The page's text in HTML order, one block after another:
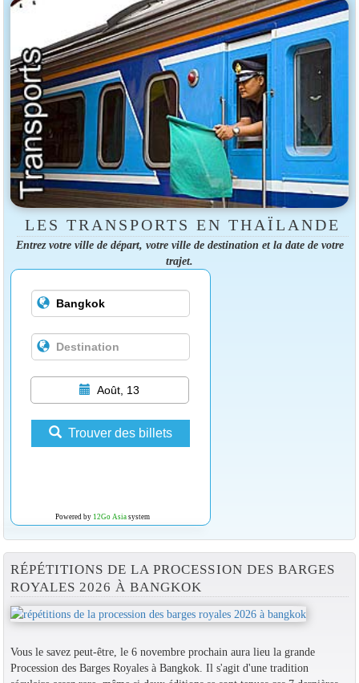
LES TRANSPORTS EN THAÏLANDE
Entrez votre ville de départ, votre ville de destination et la date de votre
trajet.
Août, 13
Trouver des billets
Powered by 12Go Asiasystem
RÉPÉTITIONS DE LA PROCESSION DES BARGES
ROYALES 2026 À BANGKOK
Vous le savez peut-être, le 6 novembre prochain aura lieu la grande
Procession des Barges Royales à Bangkok. Il s'agit d'une tradition